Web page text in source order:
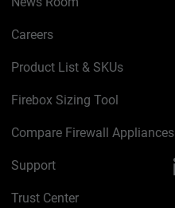
Careers
Product List & SKUs
Firebox Sizing Tool
Compare Firewall Appliances
Support
Trust Center